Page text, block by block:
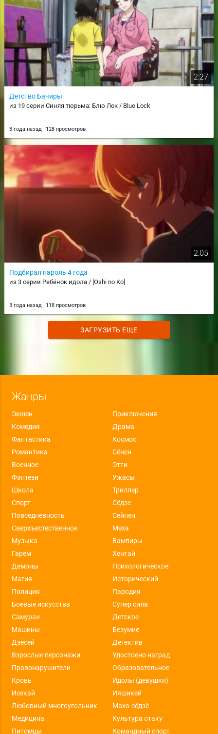
2:27
Детство Бачиры
из 19 серии Синяя тюрьма: Блю Лок / Blue Lock
3 года назад 128 просмотров
2:05
Подбирал пароль 4 года
из 3 серии Ребёнок идола / [Oshi no Ko]
3 года назад 118 просмотров
ЗАГРУЗИТЬ ЕЩЕ
Жанры
Экшен
Приключения
Комедия
Драма
Фантастика
Космос
Романтика
Сёнен
Военное
Этти
Фэнтези
Ужасы
Школа
Триллер
Спорт
Сёдзе
Повседневность
Сейнен
Сверхъестественное
Меха
Музыка
Вампиры
Гарем
Хентай
Демоны
Психологическое
Магия
Исторический
Полиция
Пародия
Боевые искусства
Супер сила
Самураи
Детское
Машины
Безумие
Дзёсей
Детектив
Взрослые персонажи
Удостоено наград
Правонарушители
Образовательное
Кровь
Идолы (девушки)
Исекай
Ияшикей
Любовный многоугольник
Махо-сёдзё
Медицина
Культура отаку
Питомцы
Командный спорт